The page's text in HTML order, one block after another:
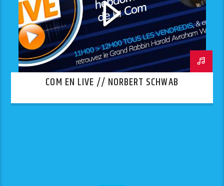
COM EN LIVE // NORBERT SCHWAB